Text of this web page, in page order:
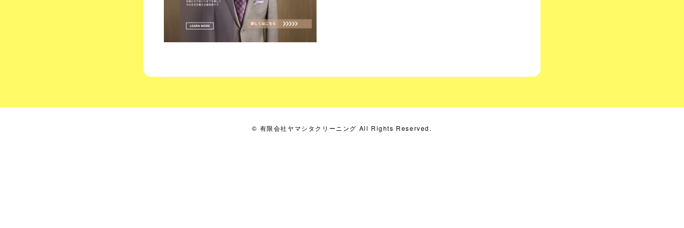
© 有限会社ヤマシタクリーニング All Rights Reserved.